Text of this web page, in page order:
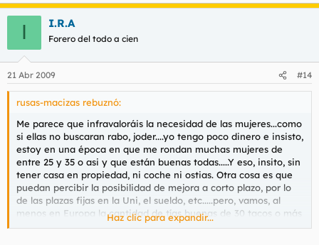
relación seria tarde o temprano, más temprano que tarde, se
darán cuenta que está mintiendo.
Que duda cabe, si nuestro hamijo es un tio que se busca bien
la vida, que es solvente, seguro, que tiene carisma, que es una
persona resolutiva y avispada, lo cual pongo en duda, ya que
de ser asi lo último que haria es venir a una web como esta a
para triunfar con ellas.
Cabe que nuestro hamijo aclare que es lo que busca, si se
conforma con follar un sábado noche o si quiere un joven y
señor pivón como futurible esposa y madre de sus hijos. Si es
lo segundo, va a ser que no, si es lo primero, yo podría darle
algunos consejillos para hacerse un poco el interesante y
pescar algo.
I I.R.A
Forero del todo a cien
21 Abr 2009 #14
rusas-macizas rebuznó:
Me parece que infravaloráis la necesidad de las mujeres...como
si ellas no buscaran rabo, joder....yo tengo poco dinero e insisto,
estoy en una época en que me rondan muchas mujeres de
entre 25 y 35 o asi y que están buenas todas.....Y eso, insito, sin
tener casa en propiedad, ni coche ni ostias. Otra cosa es que
puedan percibir la posibilidad de mejora a corto plazo, por lo
de las plazas fijas en la Uni, el sueldo, etc.....pero, vamos, al
menos en Europa la cantidad de tías buenas de 30 tacos o más
que buscan es enorme......y hablo de profesionales cualificadas,
Haz clic para expandir...